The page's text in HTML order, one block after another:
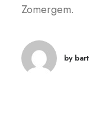
Zomergem.
by bart